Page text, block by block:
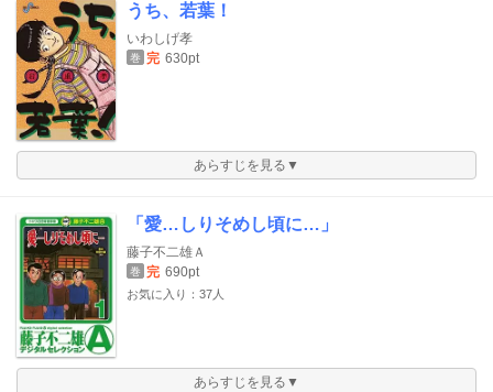
うち、若葉！
いわしげ孝
巻 完 630pt
あらすじを見る▼
「愛…しりそめし頃に…」
藤子不二雄Ａ
巻 完 690pt
お気に入り：37人
あらすじを見る▼